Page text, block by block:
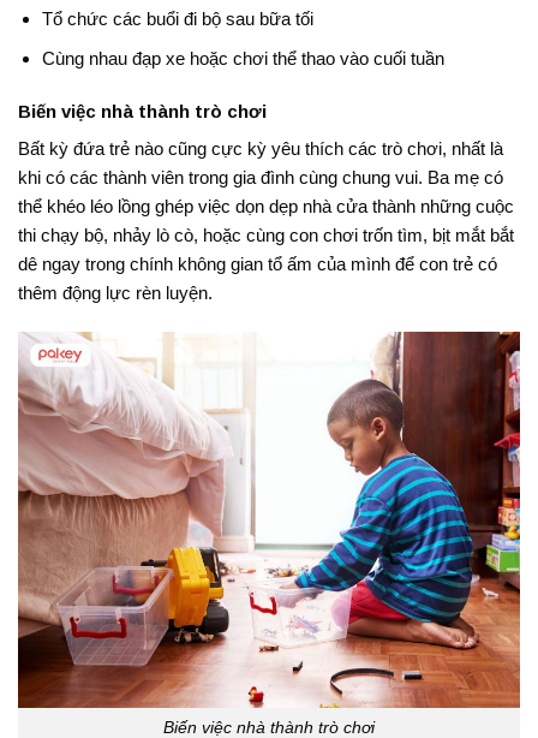
Tổ chức các buổi đi bộ sau bữa tối
Cùng nhau đạp xe hoặc chơi thể thao vào cuối tuần
Biến việc nhà thành trò chơi
Bất kỳ đứa trẻ nào cũng cực kỳ yêu thích các trò chơi, nhất là
khi có các thành viên trong gia đình cùng chung vui. Ba mẹ có
thể khéo léo lồng ghép việc dọn dẹp nhà cửa thành những cuộc
thi chạy bộ, nhảy lò cò, hoặc cùng con chơi trốn tìm, bịt mắt bắt
dê ngay trong chính không gian tổ ấm của mình để con trẻ có
thêm động lực rèn luyện.
Biến việc nhà thành trò chơi